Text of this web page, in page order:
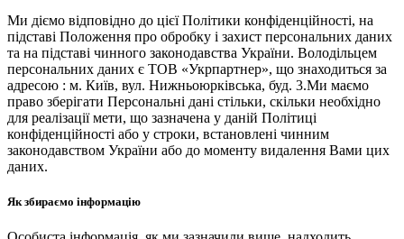
Ми діємо відповідно до цієї Політики конфіденційності, на
підставі Положення про обробку і захист персональних даних
та на підставі чинного законодавства України. Володільцем
персональних даних є ТОВ «Укрпартнер», що знаходиться за
адресою : м. Київ, вул. Нижньоюркiвська, буд. 3.Ми маємо
право зберігати Персональні дані стільки, скільки необхідно
для реалізації мети, що зазначена у даній Політиці
конфіденційності або у строки, встановлені чинним
законодавством України або до моменту видалення Вами цих
даних.
Як збираємо інформацію